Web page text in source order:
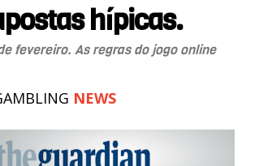
hípicas.
fevereiro. As regras do jogo online
NEWS